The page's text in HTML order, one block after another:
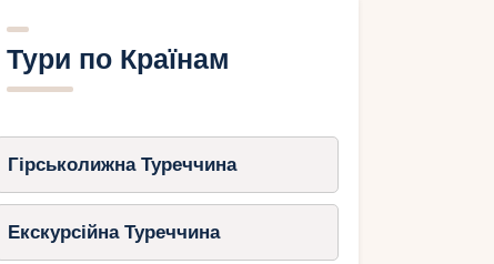
Тури по Країнам
Гірськолижна Туреччина
Екскурсійна Туреччина